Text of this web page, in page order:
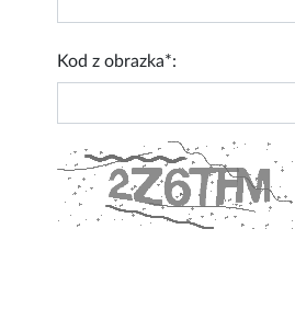
Kod z obrazka*: